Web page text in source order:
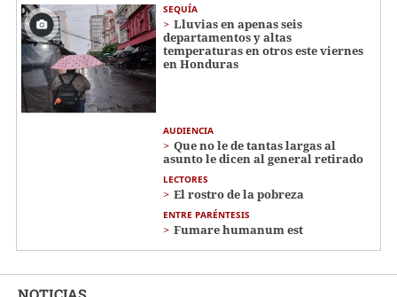
SEQUÍA
Lluvias en apenas seis
departamentos y altas
temperaturas en otros este viernes
en Honduras
AUDIENCIA
Que no le de tantas largas al
asunto le dicen al general retirado
LECTORES
El rostro de la pobreza
ENTRE PARÉNTESIS
Fumare humanum est